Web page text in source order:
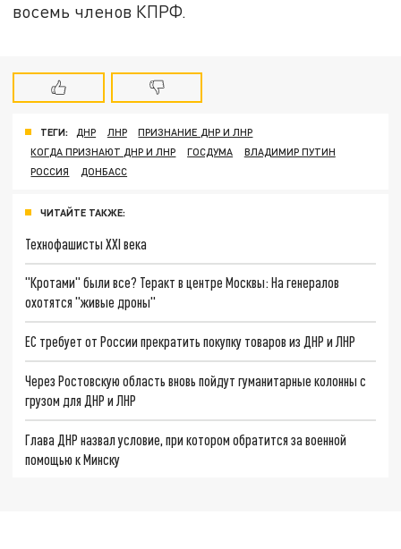
восемь членов КПРФ.
ТЕГИ: ДНР ЛНР
ПРИЗНАНИЕ ДНР И ЛНР
КОГДА ПРИЗНАЮТ ДНР И ЛНР
ГОСДУМА
ВЛАДИМИР ПУТИН
РОССИЯ
ДОНБАСС
ЧИТАЙТЕ ТАКЖЕ:
Технофашисты XXI века
"Кротами" были все? Теракт в центре Москвы: На генералов
охотятся "живые дроны"
ЕС требует от России прекратить покупку товаров из ДНР и ЛНР
Через Ростовскую область вновь пойдут гуманитарные колонны с
грузом для ДНР и ЛНР
Глава ДНР назвал условие, при котором обратится за военной
помощью к Минску